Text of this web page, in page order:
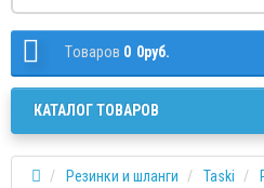
Tоваров 0 0руб.
КАТАЛОГ ТОВАРОВ
Резинки и шланги Taski